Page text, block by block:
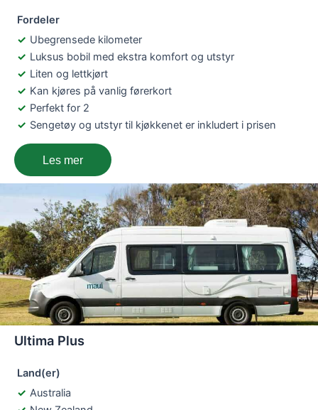
Fordeler
Ubegrensede kilometer
Luksus bobil med ekstra komfort og utstyr
Liten og lettkjørt
Kan kjøres på vanlig førerkort
Perfekt for 2
Sengetøy og utstyr til kjøkkenet er inkludert i prisen
Les mer
Ultima Plus
Land(er)
Australia